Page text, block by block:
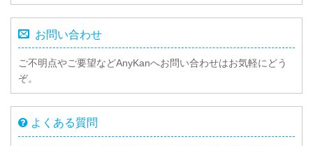
お問い合わせ
ご不明点やご要望などAnyKanへお問い合わせはお気軽にどう
ぞ。
よくある質問